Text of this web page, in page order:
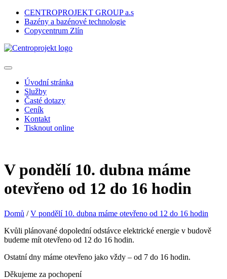
CENTROPROJEKT GROUP a.s
Bazény a bazénové technologie
Copycentrum Zlín
Úvodní stránka
Služby
Časté dotazy
Ceník
Kontakt
Tisknout online
V pondělí 10. dubna máme
otevřeno od 12 do 16 hodin
Domů /V pondělí 10. dubna máme otevřeno od 12 do 16 hodin
Kvůli plánované dopolední odstávce elektrické energie v budově
budeme mít otevřeno od 12 do 16 hodin.
Ostatní dny máme otevřeno jako vždy – od 7 do 16 hodin.
Děkujeme za pochopení